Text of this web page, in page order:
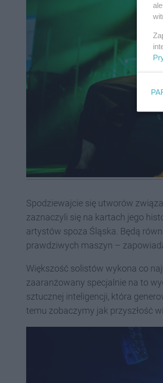
Spodziewajcie się utworów
zaznaczyli się na kartach jego
artystów spoza Śląska. Będą
prawdziwych maszyn –
Większość solistów wykona co
zaaranżowany specjalnie na to
sztucznej inteligencji, która
temu zobaczymy jak przyszłość